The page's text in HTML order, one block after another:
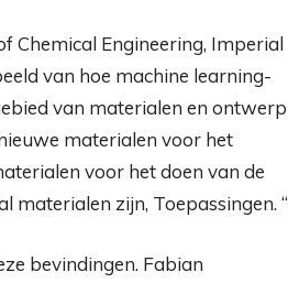
Chemical Engineering, Imperial
van hoe machine learning-
van materialen en ontwerp
materialen voor het
voor het doen van de
zijn, Toepassingen. “
bevindingen. Fabian